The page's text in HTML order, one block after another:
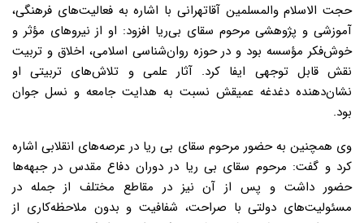
حجت الاسلام والمسلمین آقاتهرانی با اشاره به فعالیت‌های فرهنگی،
آموزشی و پژوهشی مرحوم سقای بی‌ریا افزود: او از نیروهای مؤثر و
خوش‌فکر مؤسسه بود و در حوزه روان‌شناسی اسلامی، اخلاق و تربیت
نقش قابل توجهی ایفا کرد. آثار علمی و تلاش‌های تربیتی او
نشان‌دهنده دغدغه عمیقش نسبت به هدایت جامعه و نسل جوان
بود.
وی همچنین به حضور مرحوم سقای بی ریا در عرصه‌های انقلابی اشاره
کرد و گفت: مرحوم سقای بی‌ ریا در دوران دفاع مقدس در جبهه‌ها
حضور داشت و پس از آن نیز در مقاطع مختلف از جمله در
مسئولیت‌های دولتی با صراحت، شفافیت و بدون ملاحظه‌کاری از